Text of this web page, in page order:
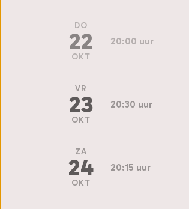
DO
22
OKT
20:00 uur
VR
23
OKT
20:30 uur
ZA
24
OKT
20:15 uur